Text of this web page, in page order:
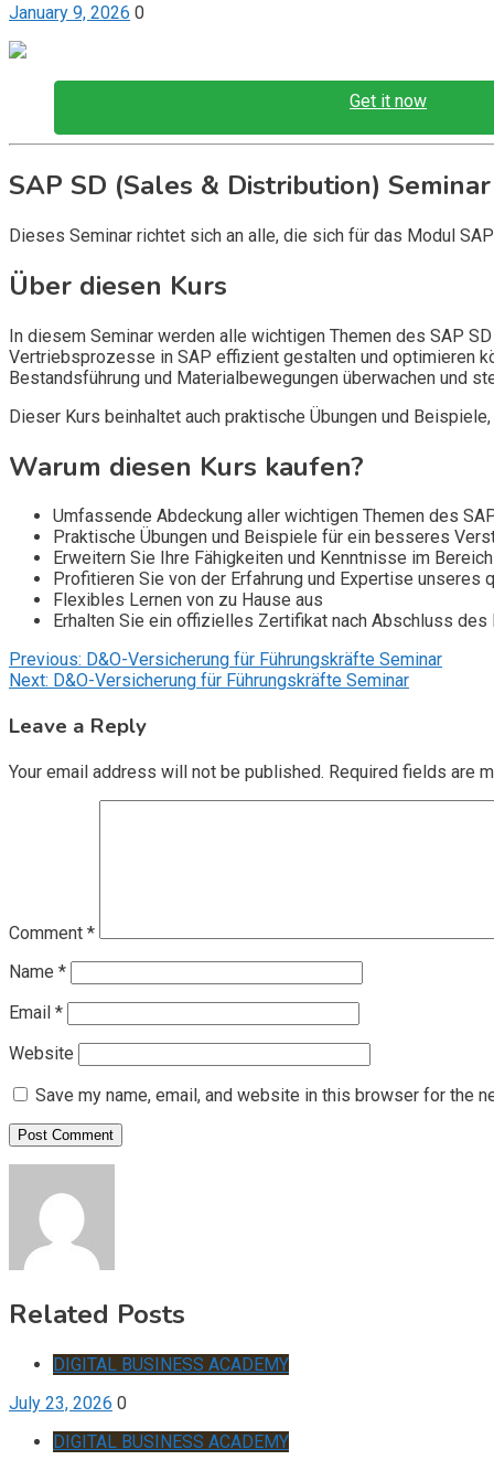
January 9, 2026 0
Get it now
SAP SD (Sales & Distribution) Seminar
Dieses Seminar richtet sich an alle, die sich für das Modul
Über diesen Kurs
In diesem Seminar werden alle wichtigen Themen des SAP
Vertriebsprozesse in SAP effizient gestalten und optimieren
Bestandsführung und Materialbewegungen überwachen und
Dieser Kurs beinhaltet auch praktische Übungen und
Warum diesen Kurs kaufen?
Umfassende Abdeckung aller wichtigen Themen des
Praktische Übungen und Beispiele für ein besseres
Erweitern Sie Ihre Fähigkeiten und Kenntnisse im
Profitieren Sie von der Erfahrung und Expertise unseres
Flexibles Lernen von zu Hause aus
Erhalten Sie ein offizielles Zertifikat nach Abschluss des
Post
Previous: D&O-Versicherung für Führungskräfte Seminar
Next: D&O-Versicherung für Führungskräfte Seminar
Leave a Reply
Your email address will not be published. Required fields are
Comment *
Name *
Email *
Website
Save my name, email, and website in this browser for the
Related Posts
DIGITAL BUSINESS ACADEMY
July 23, 2026 0
DIGITAL BUSINESS ACADEMY